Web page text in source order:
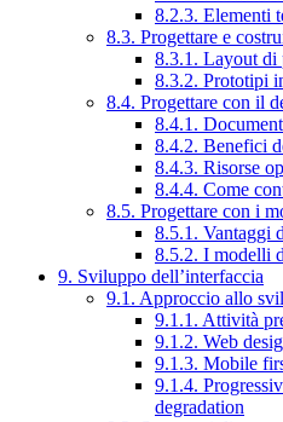
8.2.3. Elementi
8.3. Progettare e
8.3.1. Layout di
8.3.2. Prototipi
8.4. Progettare con il
8.4.1.
8.4.2. Benefici
8.4.3. Risorse
8.4.4. Come
8.5. Progettare con i
8.5.1. Vantaggi
8.5.2. I modelli
9. Sviluppo dell’interfaccia
9.1. Approccio allo
9.1.1. Attività
9.1.2. Web
9.1.3. Mobile
9.1.4.
degradation